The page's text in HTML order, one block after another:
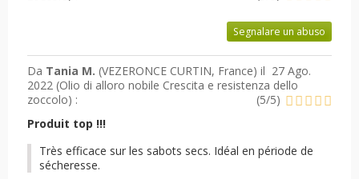
Segnalare un abuso
Da Tania M. (VEZERONCE CURTIN, France) il 27 Ago.
2022 (Olio di alloro nobile Crescita e resistenza dello
zoccolo) : (5/5)
Produit top !!!
Très efficace sur les sabots secs. Idéal en période de
sécheresse.